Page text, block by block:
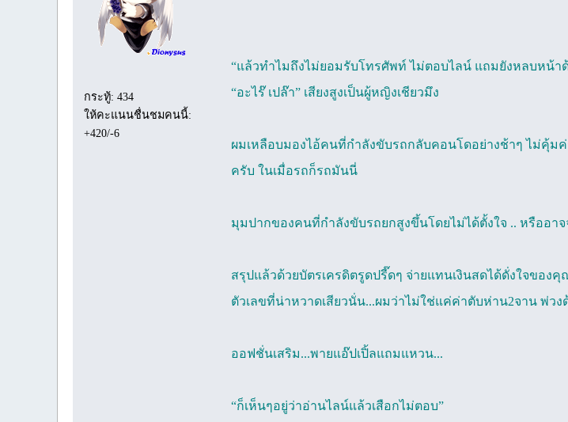
กระทู้: 434
ให้คะแนนชื่นชมคนนี้:
+420/-6
“แล้วทำไมถึงไม่ยอมรับโทรศัพท์ ไม่ตอบไลน์ แถมยังหลบหน้า
“อะไร๊ เปล๊า” เสียงสูงเป็นผู้หญิงเชียวมึง
ผมเหลือบมองไอ้คนที่กำลังขับรถกลับคอนโดอย่างช้าๆ ไม่คุ้ม
ครับ ในเมื่อรถก็รถมันนี่
มุมปากของคนที่กำลังขับรถยกสูงขึ้นโดยไม่ได้ตั้งใจ .. หรืออาจ
สรุปแล้วด้วยบัตรเครดิตรูดปรี๊ดๆ จ่ายแทนเงินสดได้ดั่งใจขอ
ตัวเลขที่น่าหวาดเสียวนั่น...ผมว่าไม่ใช่แค่ค่าตับห่าน2จาน พ่ว
ออฟชั่นเสริม...พายแอ๊ปเปิ้ลแถมแหวน...
“ก็เห็นๆอยู่ว่าอ่านไลน์แล้วเสือกไม่ตอบ”